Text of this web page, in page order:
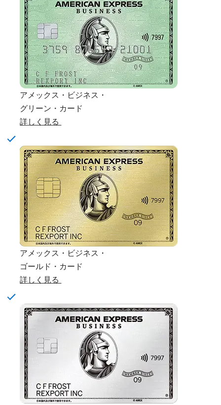
アメックス・ビジネス・
グリーン・カード
詳しく見る
アメックス・ビジネス・
ゴールド・カード
詳しく見る